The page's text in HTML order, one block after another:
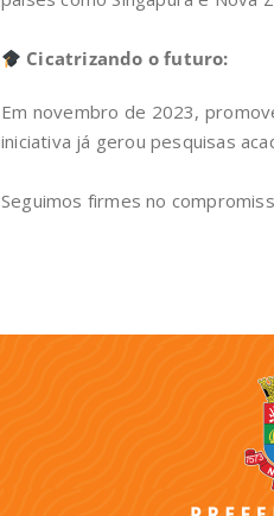
Cicatrizando o futuro:
Em novembro de 2023,
iniciativa já gerou pesquisas
Seguimos firmes no